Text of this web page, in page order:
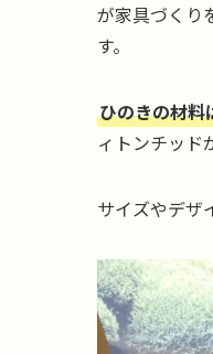
が家具づくり
す。
ひのきの材料
ィトンチッド
サイズやデザ